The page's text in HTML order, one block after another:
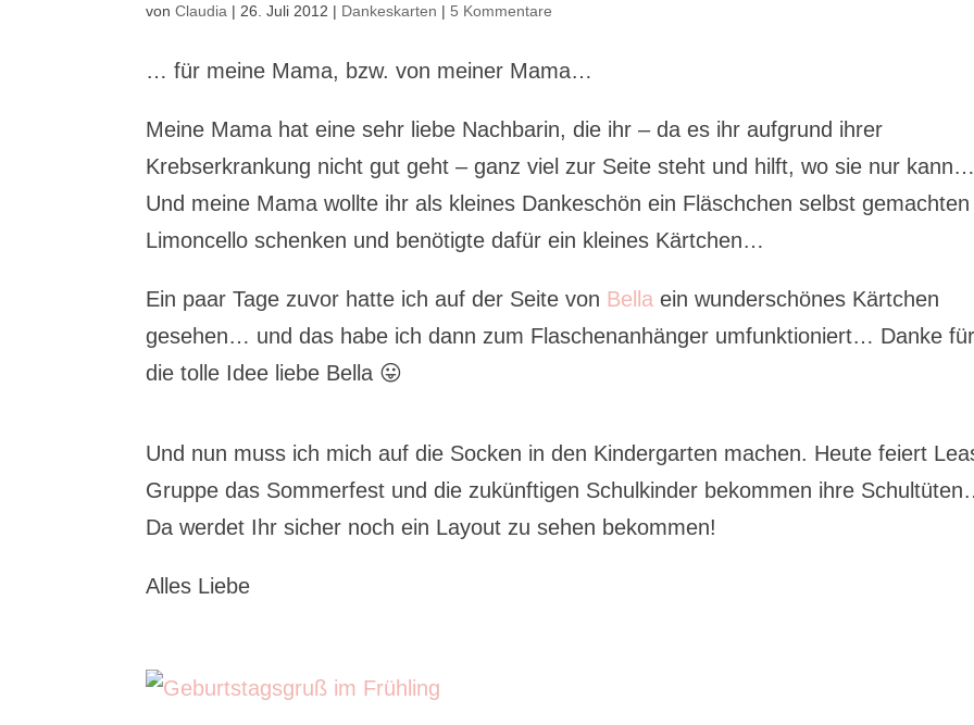
vonClaudia | 26. Juli 2012 | Dankeskarten | 5 Kommentare
… für meine Mama, bzw. von meiner Mama…
Meine Mama hat eine sehr liebe Nachbarin, die ihr – da es ihr aufgrund ihrer
Krebserkrankung nicht gut geht – ganz viel zur Seite steht und hilft, wo sie nur
Und meine Mama wollte ihr als kleines Dankeschön ein Fläschchen selbst gemachten
Limoncello schenken und benötigte dafür ein kleines Kärtchen…
Ein paar Tage zuvor hatte ich auf der Seite von Bella ein wunderschönes Kärtchen
gesehen… und das habe ich dann zum Flaschenanhänger umfunktioniert… Danke
die tolle Idee liebe Bella 😛
Und nun muss ich mich auf die Socken in den Kindergarten machen. Heute feiert
Gruppe das Sommerfest und die zukünftigen Schulkinder bekommen ihre
Da werdet Ihr sicher noch ein Layout zu sehen bekommen!
Alles Liebe